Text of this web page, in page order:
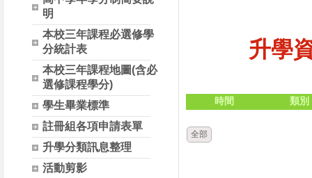
明
本校三年課程必選修學
分統計表
本校三年課程地圖(含必
選修課程學分)
學生畢業標準
註冊組各項申請表單
升學分類訊息整理
活動剪影
升學
時間 類別
全部